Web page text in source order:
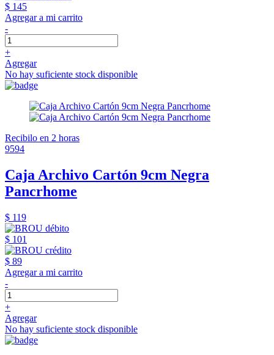
$ 145
Agregar a mi carrito
-
+
Agregar
No hay suficiente stock disponible
Recibilo en 2 horas
9594
Caja Archivo Cartón 9cm Negra
Pancrhome
$ 119
$ 101
$ 89
Agregar a mi carrito
-
+
Agregar
No hay suficiente stock disponible